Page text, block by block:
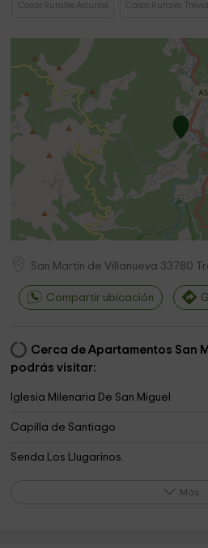
Casas Rurales Asturias Casas Rurales
San Martín de Villanueva 33780
Compartir ubicación
Cerca de Apartamentos San
podrás visitar:
Iglesia Milenaria De San Miguel
Capilla de Santiago
Senda Los Llugarinos.
Más